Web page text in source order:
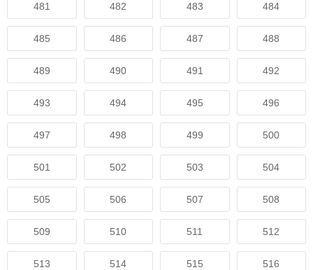
481 482 483 484
485 486 487 488
489 490 491 492
493 494 495 496
497 498 499 500
501 502 503 504
505 506 507 508
509 510 511 512
513 514 515 516